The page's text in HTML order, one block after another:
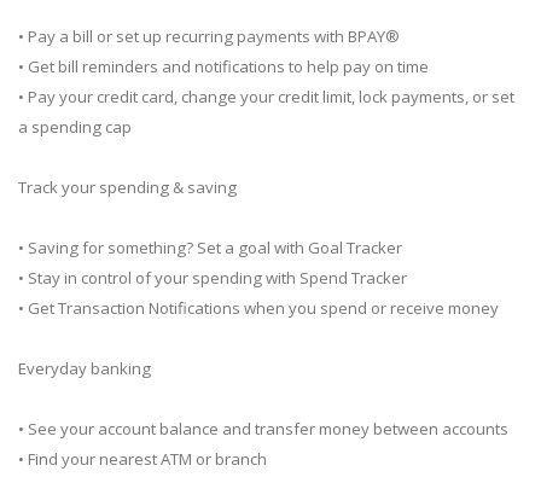
• Pay a bill or set up recurring payments with BPAY®
• Get bill reminders and notifications to help pay on time
• Pay your credit card, change your credit limit, lock payments, or set
a spending cap
Track your spending & saving
• Saving for something? Set a goal with Goal Tracker
• Stay in control of your spending with Spend Tracker
• Get Transaction Notifications when you spend or receive money
Everyday banking
• See your account balance and transfer money between accounts
• Find your nearest ATM or branch